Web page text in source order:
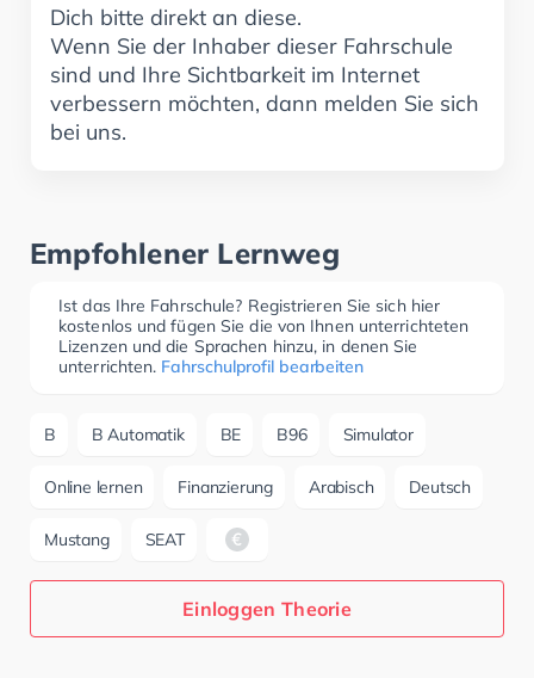
Dich bitte direkt an diese.
Wenn Sie der Inhaber dieser Fahrschule
sind und Ihre Sichtbarkeit im Internet
verbessern möchten, dann melden Sie sich
bei uns.
Empfohlener Lernweg
Ist das Ihre Fahrschule? Registrieren Sie sich hier
kostenlos und fügen Sie die von Ihnen unterrichteten
Lizenzen und die Sprachen hinzu, in denen Sie
unterrichten. Fahrschulprofil bearbeiten
B B Automatik BE B96 Simulator
Online lernen Finanzierung Arabisch Deutsch
Mustang SEAT
Einloggen Theorie